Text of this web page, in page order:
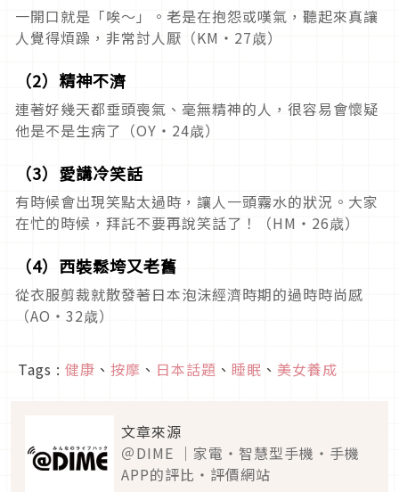
一開口就是「唉～」。老是在抱怨或嘆氣，聽起來真讓
人覺得煩躁，非常討人厭（KM・27歳）
（2）精神不濟
連著好幾天都垂頭喪氣、毫無精神的人，很容易會懷疑
他是不是生病了（OY・24歳）
（3）愛講冷笑話
有時候會出現笑點太過時，讓人一頭霧水的狀況。大家
在忙的時候，拜託不要再說笑話了！（HM・26歳）
（4）西裝鬆垮又老舊
從衣服剪裁就散發著日本泡沫經濟時期的過時時尚感
（AO・32歳）
Tags : 健康 、 按摩 、 日本話題 、 睡眠 、 美女養成
文章來源
＠DIME ｜家電・智慧型手機・手機
APP的評比・評價網站